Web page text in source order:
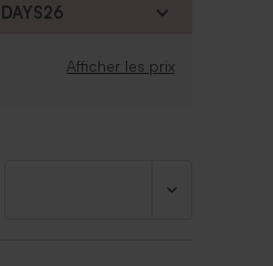
Afficher les prix